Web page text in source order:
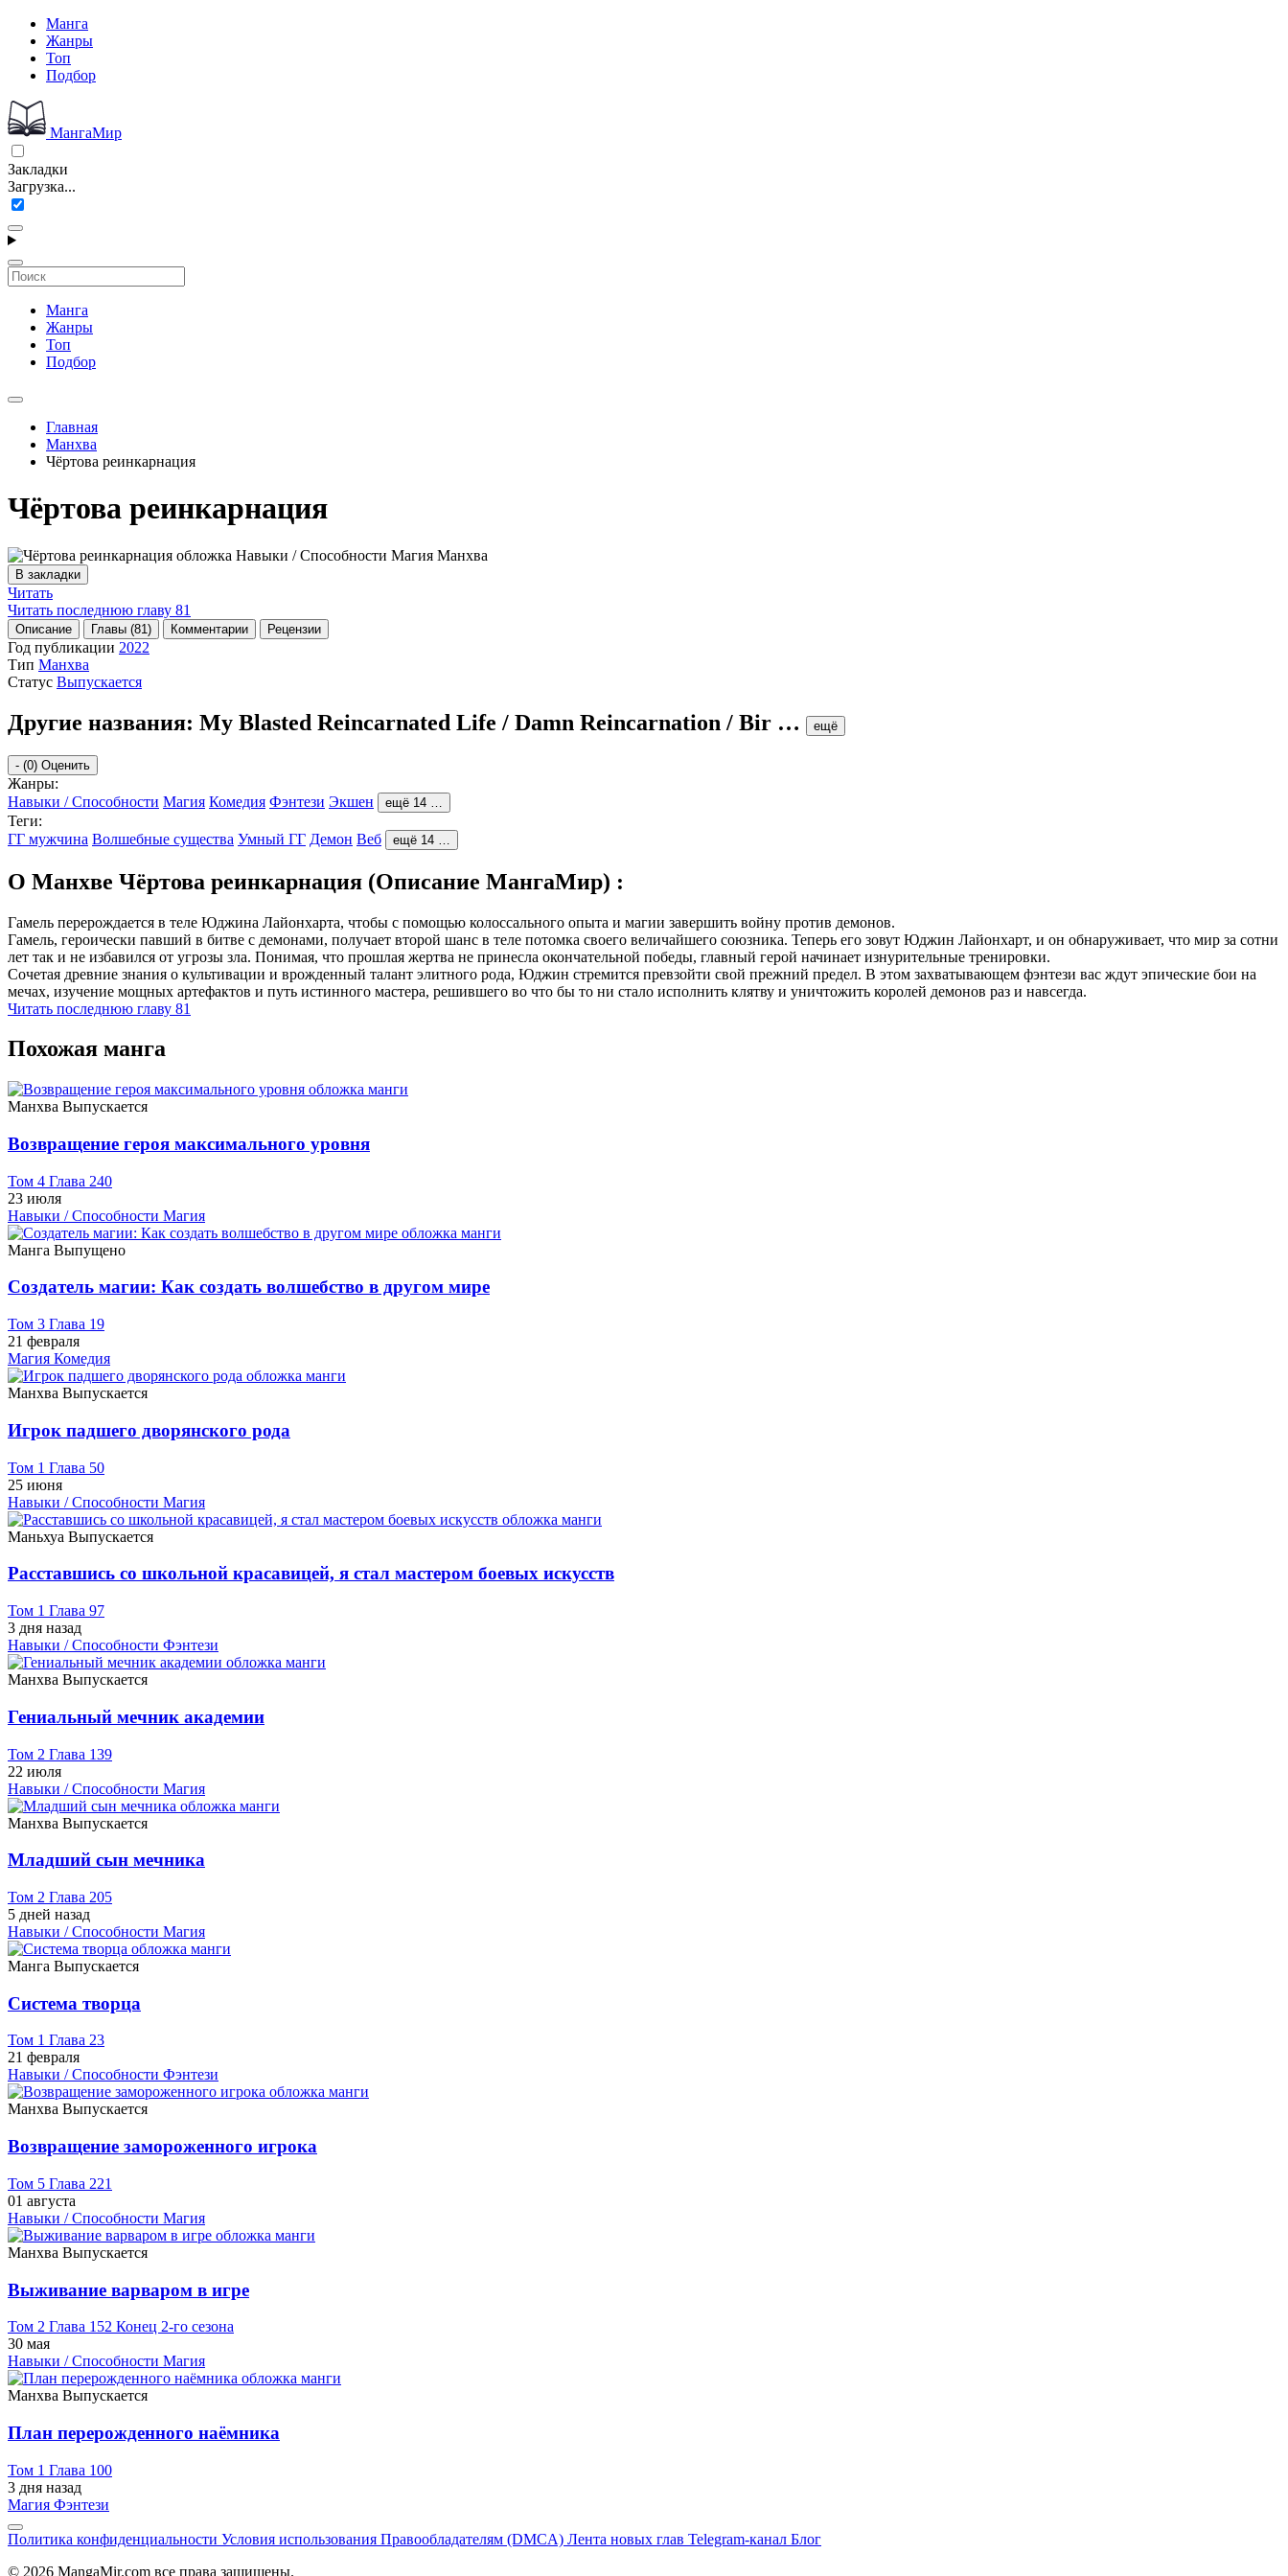
Манга
Жанры
Топ
Подбор
МангаМир
Закладки
Загрузка...
Манга
Жанры
Топ
Подбор
Главная
Манхва
Чёртова реинкарнация
Чёртова реинкарнация
В закладки
Читать
Читать последнюю главу 81
Описание Главы (81) Комментарии Рецензии
Год публикации 2022
Тип Манхва
Статус Выпускается
Другие названия: My Blasted Reincarnated Life / Damn Reincarnation / Bir … ещё
- (0) Оценить
Жанры:
Навыки / Способности Магия Комедия Фэнтези Экшен ещё 14 …
Теги:
ГГ мужчина Волшебные существа Умный ГГ Демон Веб ещё 14 …
О Манхве Чёртова реинкарнация (Описание МангаМир) :
Гамель перерождается в теле Юджина Лайонхарта, чтобы с помощью колоссального опыта и магии завершить войну против демонов.
Гамель, героически павший в битве с демонами, получает второй шанс в теле потомка своего величайшего союзника. Теперь его зовут Юджин Лайонхарт, и он обнаруживает, что мир за сотни
лет так и не избавился от угрозы зла. Понимая, что прошлая жертва не принесла окончательной победы, главный герой начинает изнурительные тренировки.
Сочетая древние знания о культивации и врожденный талант элитного рода, Юджин стремится превзойти свой прежний предел. В этом захватывающем фэнтези вас ждут эпические бои на
мечах, изучение мощных артефактов и путь истинного мастера, решившего во что бы то ни стало исполнить клятву и уничтожить королей демонов раз и навсегда.
Читать последнюю главу 81
Похожая манга
Манхва Выпускается
Возвращение героя максимального уровня
Том 4 Глава 240
23 июля
Навыки / Способности Магия
Манга Выпущено
Создатель магии: Как создать волшебство в другом мире
Том 3 Глава 19
21 февраля
Магия Комедия
Манхва Выпускается
Игрок падшего дворянского рода
Том 1 Глава 50
25 июня
Навыки / Способности Магия
Маньхуа Выпускается
Расставшись со школьной красавицей, я стал мастером боевых искусств
Том 1 Глава 97
3 дня назад
Навыки / Способности Фэнтези
Манхва Выпускается
Гениальный мечник академии
Том 2 Глава 139
22 июля
Навыки / Способности Магия
Манхва Выпускается
Младший сын мечника
Том 2 Глава 205
5 дней назад
Навыки / Способности Магия
Манга Выпускается
Система творца
Том 1 Глава 23
21 февраля
Навыки / Способности Фэнтези
Манхва Выпускается
Возвращение замороженного игрока
Том 5 Глава 221
01 августа
Навыки / Способности Магия
Манхва Выпускается
Выживание варваром в игре
Том 2 Глава 152 Конец 2-го сезона
30 мая
Навыки / Способности Магия
Манхва Выпускается
План перерожденного наёмника
Том 1 Глава 100
3 дня назад
Магия Фэнтези
Политика конфиденциальности Условия использования Правообладателям (DMCA) Лента новых глав Telegram-канал Блог
© 2026 MangaMir.com все права защищены.